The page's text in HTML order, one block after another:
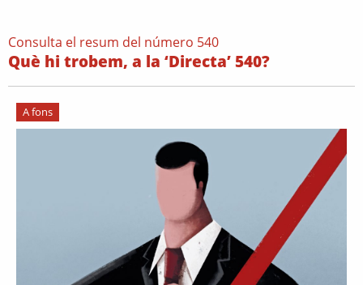
Consulta el resum del número 540
Què hi trobem, a la ‘Directa’ 540?
A fons